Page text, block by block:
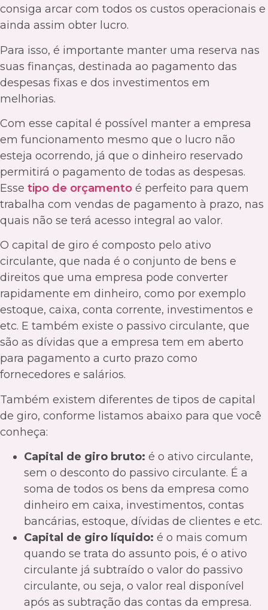
consiga arcar com todos os custos operacionais e
ainda assim obter lucro.
Para isso, é importante manter uma reserva nas
suas finanças, destinada ao pagamento das
despesas fixas e dos investimentos em
melhorias.
Com esse capital é possível manter a empresa
em funcionamento mesmo que o lucro não
esteja ocorrendo, já que o dinheiro reservado
permitirá o pagamento de todas as despesas.
Esse tipo de orçamento é perfeito para quem
trabalha com vendas de pagamento à prazo, nas
quais não se terá acesso integral ao valor.
O capital de giro é composto pelo ativo
circulante, que nada é o conjunto de bens e
direitos que uma empresa pode converter
rapidamente em dinheiro, como por exemplo
estoque, caixa, conta corrente, investimentos e
etc. E também existe o passivo circulante, que
são as dívidas que a empresa tem em aberto
para pagamento a curto prazo como
fornecedores e salários.
Também existem diferentes de tipos de capital
de giro, conforme listamos abaixo para que você
conheça:
Capital de giro bruto: é o ativo circulante,
sem o desconto do passivo circulante. É a
soma de todos os bens da empresa como
dinheiro em caixa, investimentos, contas
bancárias, estoque, dívidas de clientes e etc.
Capital de giro líquido: é o mais comum
quando se trata do assunto pois, é o ativo
circulante já subtraído o valor do passivo
circulante, ou seja, o valor real disponível
após as subtração das contas da empresa.